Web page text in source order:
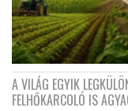
A VILÁG EGYIK
FELHŐKARCOLÓ IS